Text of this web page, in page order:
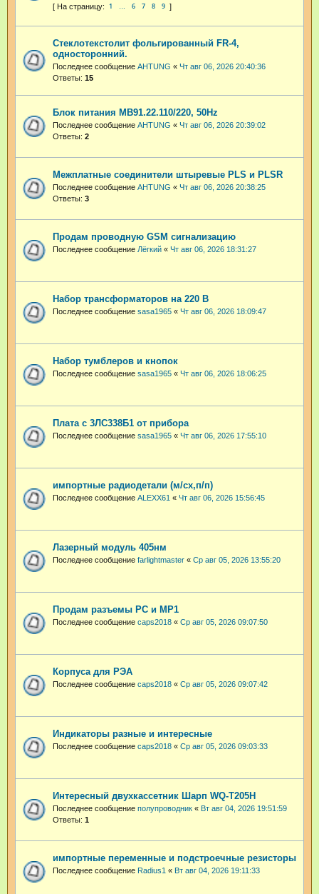
1 … 6 7 8 9
Стеклотекстолит фольгированный FR-4,
односторонний.
Последнее сообщение AHTUNG « Чт авг 06, 2026 20:40:36
Ответы: 15
Блок питания МВ91.22.110/220, 50Hz
Последнее сообщение AHTUNG « Чт авг 06, 2026 20:39:02
Ответы: 2
Межплатные соединители штыревые PLS и PLSR
Последнее сообщение AHTUNG « Чт авг 06, 2026 20:38:25
Ответы: 3
Продам проводную GSM сигнализацию
Последнее сообщение Лёгкий « Чт авг 06, 2026 18:31:27
Набор трансформаторов на 220 В
Последнее сообщение sasa1965 « Чт авг 06, 2026 18:09:47
Набор тумблеров и кнопок
Последнее сообщение sasa1965 « Чт авг 06, 2026 18:06:25
Плата с 3ЛС338Б1 от прибора
Последнее сообщение sasa1965 « Чт авг 06, 2026 17:55:10
импортные радиодетали (м/сх,п/п)
Последнее сообщение ALEXX61 « Чт авг 06, 2026 15:56:45
Лазерный модуль 405нм
Последнее сообщение farlightmaster « Ср авг 05, 2026 13:55:20
Продам разъемы РС и МР1
Последнее сообщение caps2018 « Ср авг 05, 2026 09:07:50
Корпуса для РЭА
Последнее сообщение caps2018 « Ср авг 05, 2026 09:07:42
Индикаторы разные и интересные
Последнее сообщение caps2018 « Ср авг 05, 2026 09:03:33
Интересный двухкассетник Шарп WQ-T205H
Последнее сообщение полупроводник « Вт авг 04, 2026 19:51:59
Ответы: 1
импортные переменные и подстроечные резисторы
Последнее сообщение Radius1 « Вт авг 04, 2026 19:11:33